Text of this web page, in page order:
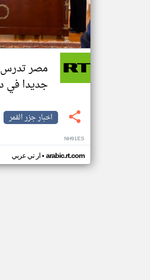
مصر تدرس
جديدا في
اخبار جزر القمر
NH91ES
ار تي عربي• arabic.rt.com